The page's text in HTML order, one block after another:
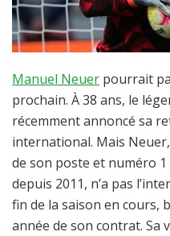
Manuel Neuer pourrait
prochain. À 38 ans, le
récemment annoncé sa
international. Mais
de son poste et numéro 1
depuis 2011, n’a pas
fin de la saison en cours,
année de son contrat. Sa